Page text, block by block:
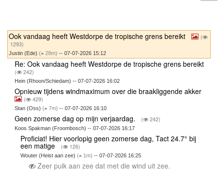
Ook vandaag heeft Westdorpe de tropische grens bereikt
(
1293)
Justin (Ede) ( 28m) -- 07-07-2026 15:12
Re: Ook vandaag heeft Westdorpe de tropische grens bereikt
( 242)
Hein (Rhoon/Schiedam) -- 07-07-2026 16:02
Opnieuw tijdens windmaximum over die braakliggende akker
( 429)
Stan (Oss) ( 7m) -- 07-07-2026 16:10
Geen zomerse dag op mijn verjaardag. ( 242)
Koos Spakman (Froombosch) -- 07-07-2026 16:17
Proficiat! Hier voorlopig geen zomerse dag, Tact 24.7° bij
een matige ( 126)
Wouter (Heist aan zee)( 1m) -- 07-07-2026 16:25
Zeer puik aan zee dat met die wind uit zee.